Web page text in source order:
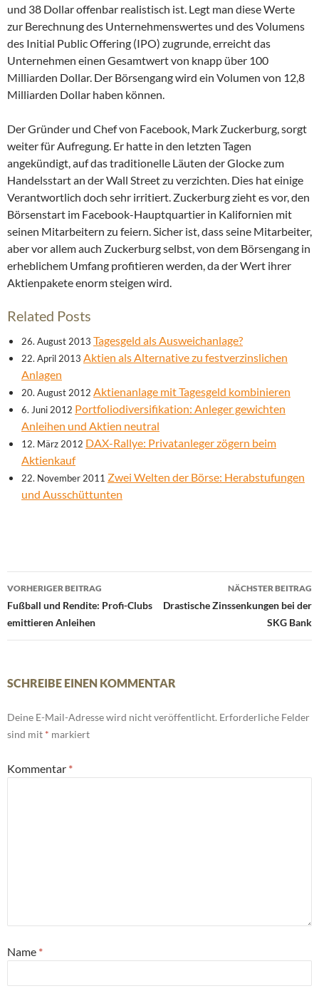
und 38 Dollar offenbar realistisch ist. Legt man diese Werte
zur Berechnung des Unternehmenswertes und des Volumens
des Initial Public Offering (IPO) zugrunde, erreicht das
Unternehmen einen Gesamtwert von knapp über 100
Milliarden Dollar. Der Börsengang wird ein Volumen von 12,8
Milliarden Dollar haben können.
Der Gründer und Chef von Facebook, Mark Zuckerburg, sorgt
weiter für Aufregung. Er hatte in den letzten Tagen
angekündigt, auf das traditionelle Läuten der Glocke zum
Handelsstart an der Wall Street zu verzichten. Dies hat einige
Verantwortlich doch sehr irritiert. Zuckerburg zieht es vor, den
Börsenstart im Facebook-Hauptquartier in Kalifornien mit
seinen Mitarbeitern zu feiern. Sicher ist, dass seine Mitarbeiter,
aber vor allem auch Zuckerburg selbst, von dem Börsengang in
erheblichem Umfang profitieren werden, da der Wert ihrer
Aktienpakete enorm steigen wird.
Related Posts
26. August 2013 Tagesgeld als Ausweichanlage?
22. April 2013 Aktien als Alternative zu festverzinslichen
Anlagen
20. August 2012 Aktienanlage mit Tagesgeld kombinieren
6. Juni 2012 Portfoliodiversifikation: Anleger gewichten
Anleihen und Aktien neutral
12. März 2012 DAX-Rallye: Privatanleger zögern beim
Aktienkauf
22. November 2011 Zwei Welten der Börse: Herabstufungen
und Ausschüttunten
Beitrags-
Navigation
VORHERIGER BEITRAG
Fußball und Rendite: Profi-Clubs
emittieren Anleihen
NÄCHSTER BEITRAG
Drastische Zinssenkungen bei der
SKG Bank
SCHREIBE EINEN KOMMENTAR
Deine E-Mail-Adresse wird nicht veröffentlicht. Erforderliche Felder
sind mit * markiert
Kommentar *
Name *